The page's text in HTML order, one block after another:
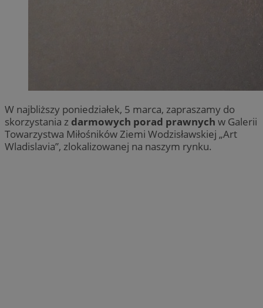
W najbliższy poniedziałek, 5 marca, zapraszamy do
skorzystania z darmowych porad prawnych w Galerii
Towarzystwa Miłośników Ziemi Wodzisławskiej „Art
Wladislavia”, zlokalizowanej na naszym rynku.